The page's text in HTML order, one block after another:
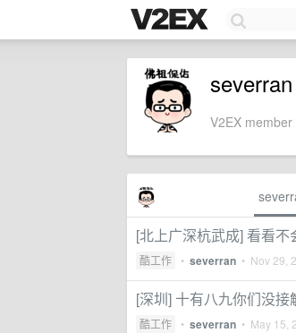
severran
V2EX
[北上广深杭武成] 看看
酷工作 • severran • Nov 29,
[深圳] 十有八九你们没接
酷工作 • severran • May 15,